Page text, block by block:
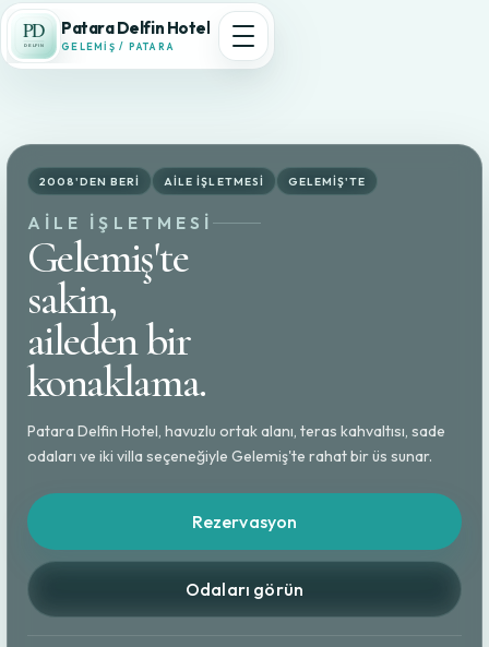
Patara Delfin Hotel
GELEMIŞ / PATARA
Patara
TR
2008'DEN BERI AILE IŞLETMESI GELEMIŞ'TE
AILE IŞLETMESI
Gelemiş'te
sakin,
aileden bir
konaklama.
Patara Delfin Hotel, havuzlu ortak alanı, teras kahvaltısı, sade
odaları ve iki villa seçeneğiyle Gelemiş'te rahat bir üs sunar.
Rezervasyon
Odaları görün